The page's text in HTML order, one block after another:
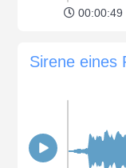
00:00:49
Sirene eines